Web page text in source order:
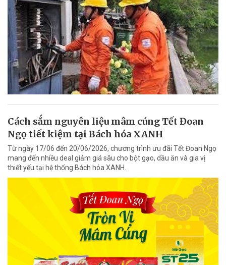
Cách sắm nguyên liệu mâm cúng Tết Đoan
Ngọ tiết kiệm tại Bách hóa XANH
Từ ngày 17/06 đến 20/06/2026, chương trình ưu đãi Tết Đoan Ngọ
mang đến nhiều deal giảm giá sâu cho bột gạo, dầu ăn và gia vị
thiết yếu tại hệ thống Bách hóa XANH.